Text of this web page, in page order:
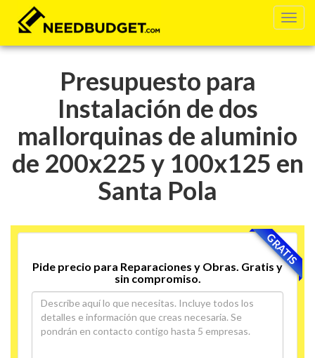
Presupuesto para
Instalación de dos
mallorquinas de aluminio
de 200x225 y 100x125 en
Santa Pola
GRATIS
Pide precio para Reparaciones y Obras. Gratis y
sin compromiso.